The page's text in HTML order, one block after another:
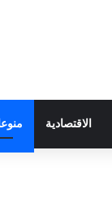
الاقتصادية